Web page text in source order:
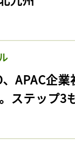
、APAC企
ステップ3